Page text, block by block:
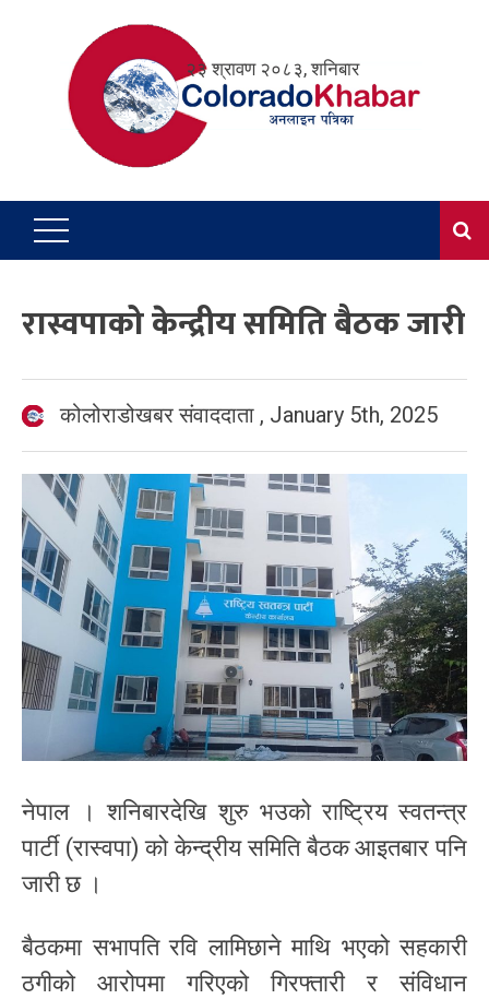
२३ श्रावण २०८३, शनिबार
रास्वपाको केन्द्रीय समिति बैठक जारी
कोलोराडोखबर संवाददाता , January 5th, 2025
नेपाल । शनिबारदेखि शुरु भउको राष्ट्रिय स्वतन्त्र
पार्टी (रास्वपा) को केन्द्रीय समिति बैठक आइतबार पनि
जारी छ ।
बैठकमा सभापति रवि लामिछाने माथि भएको सहकारी
ठगीको आरोपमा गरिएको गिरफ्तारी र संविधान